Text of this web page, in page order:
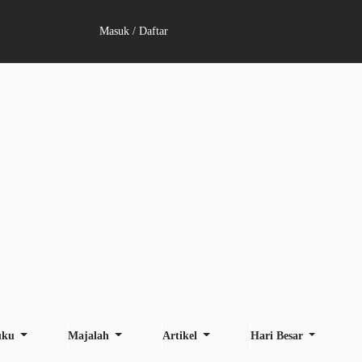
Masuk / Daftar
Majalah Artikel Hari Besar